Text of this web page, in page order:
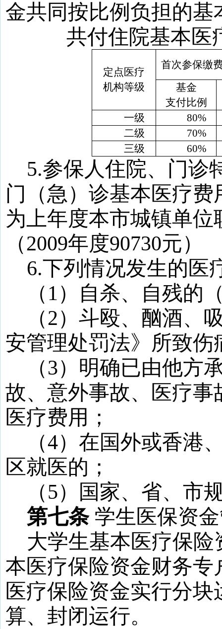
金共同按比例负担的基
共付住院基本医
定点医疗
机构等级
首次参保缴
基金
支付比例
一级
80%
二级
70%
三级
60%
5.参保人住院、门诊
门（急）诊基本医疗
为上年度本市城镇单
（2009年度90730元）
6.下列情况发生的医
（1）自杀、自残的
（2）斗殴、酗酒、
安管理处罚法》所致伤
（3）明确已由他方
故、意外事故、医疗
医疗费用；
（4）在国外或香港
区就医的；
（5）国家、省、市
第七条学生医保资
大学生基本医疗保
本医疗保险资金财务
医疗保险资金实行分
算、封闭运行。